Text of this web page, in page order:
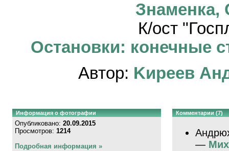
Знаменка,
К/ост
Остановки: конечные
Автор: Kиpeeв
Информация о фотографии
Опубликовано: 20.09.2015
Просмотров: 1214
Подробная информация »
Комментарии (7)
—